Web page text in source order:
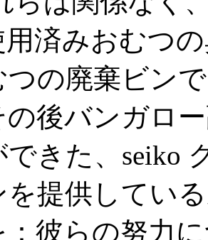
済みおむつ
つの廃棄ビン
後バンガロ
できた、seiko
を提供してい
彼らの努力